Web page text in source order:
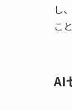
し
こ
AI